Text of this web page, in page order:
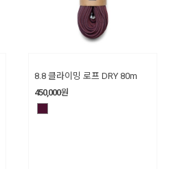
8.8 클라이밍 로프 DRY 80m
450,000원